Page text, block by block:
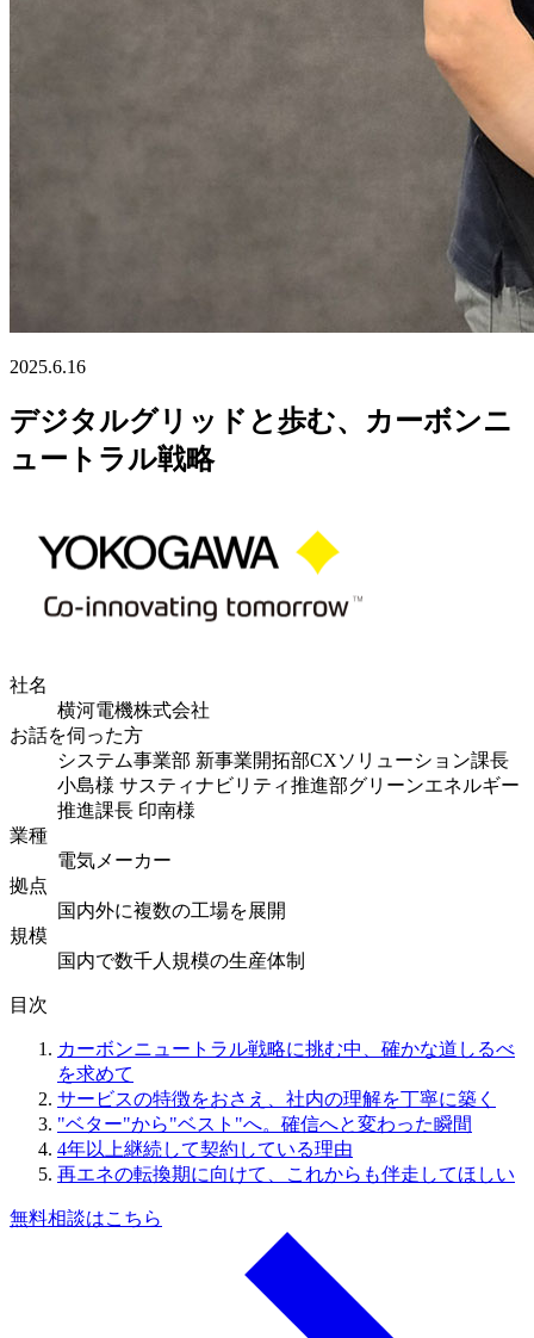
2025.6.16
デジタルグリッドと歩む、カーボンニ
ュートラル戦略
社名
横河電機株式会社
お話を伺った方
システム事業部 新事業開拓部CXソリューション課長
小島様 サスティナビリティ推進部グリーンエネルギー
推進課長 印南様
業種
電気メーカー
拠点
国内外に複数の工場を展開
規模
国内で数千人規模の生産体制
目次
カーボンニュートラル戦略に挑む中、確かな道しるべ
を求めて
サービスの特徴をおさえ、社内の理解を丁寧に築く
"ベター"から"ベスト"へ。確信へと変わった瞬間
4年以上継続して契約している理由
再エネの転換期に向けて、これからも伴走してほしい
無料相談はこちら